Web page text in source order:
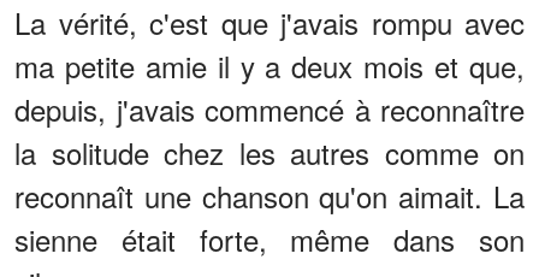
La vérité, c'est que j'avais rompu avec
ma petite amie il y a deux mois et que,
depuis, j'avais commencé à reconnaître
la solitude chez les autres comme on
reconnaît une chanson qu'on aimait. La
sienne était forte, même dans son